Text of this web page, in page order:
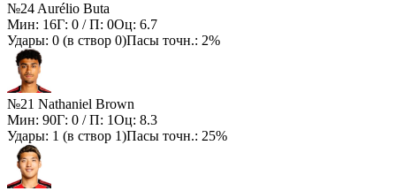
№24 Aurélio Buta
Мин: 16Г: 0 / П: 0Оц: 6.7
Удары: 0 (в створ 0)Пасы точн.: 2%
№21 Nathaniel Brown
Мин: 90Г: 0 / П: 1Оц: 8.3
Удары: 1 (в створ 1)Пасы точн.: 25%